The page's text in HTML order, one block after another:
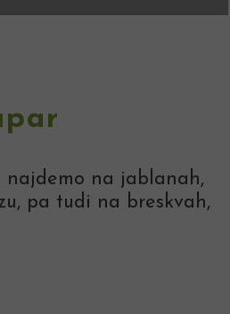
najdemo na jablanah,
pa tudi na breskvah,